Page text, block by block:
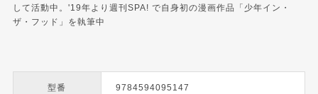
して活動中。'19年より週刊SPA! で自身初の漫画作品「少年イン・
ザ・フッド」を執筆中
型番 9784594095147